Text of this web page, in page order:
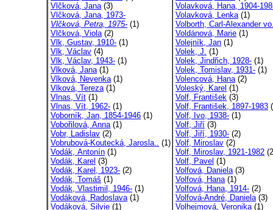
Vlčková, Jana(3)
Vlčková, Jana, 1973-
Vlčková, Petra, 1975- (1)
Vlčková, Viola(2)
Vlk, Gustav, 1910- (1)
Vlk, Václav (4)
Vlk, Václav, 1943- (1)
Vlková, Jana(1)
Vlková, Nevenka(1)
Vlková, Tereza(1)
Vlnas, Vít (1)
Vlnas, Vít, 1962- (1)
Voborník, Jan, 1854-1946 (1)
Vobořilová, Anna(1)
Vobr, Ladislav (2)
Vobrubová-Koutecká, Jarosla.. (1)
Vodák, Antonín (1)
Vodák, Karel (3)
Vodák, Karel, 1923- (2)
Vodák, Tomáš (1)
Vodák, Vlastimil, 1946- (1)
Vodáková, Radoslava(1)
Vodáková, Silvie (1)
Volavková, Hana, 1904-
Volavková, Lenka(1)
Volborth, Carl-Alexander
Voldánová, Marie (1)
Volejník, Jan (1)
Volek, J. (1)
Volek, Jindřich, 1928- (1)
Volek, Tomislav, 1931- (1)
Volencová, Hana(2)
Voleský, Karel (1)
Volf, František (3)
Volf, František, 1897-1983
Volf, Ivo, 1938- (1)
Volf, Jiří (3)
Volf, Jiří, 1930- (2)
Volf, Miroslav (2)
Volf, Miroslav, 1921-1982
Volf, Pavel (1)
Volfová, Daniela(3)
Volfová, Hana(1)
Volfová, Hana, 1914- (2)
Volfová-André, Daniela(3)
Volhejmová, Veronika(1)